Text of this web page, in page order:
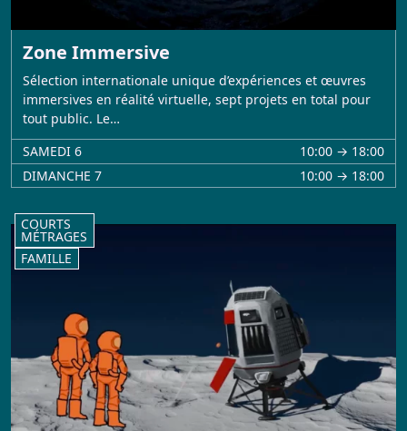
Zone Immersive
Sélection internationale unique d’expériences et œuvres
immersives en réalité virtuelle, sept projets en total pour
tout public. Le…
SAMEDI 6
10:00 → 18:00
DIMANCHE 7
10:00 → 18:00
COURTS
MÉTRAGES
FAMILLE